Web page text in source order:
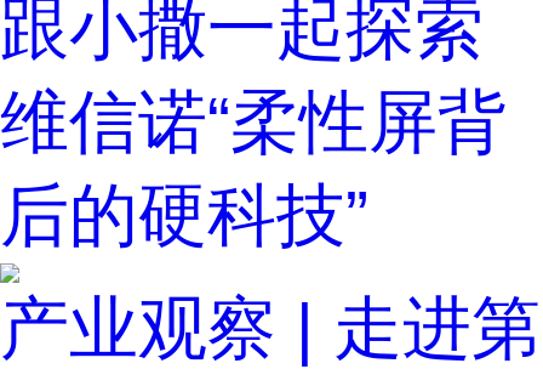
跟小撒一起探索
维信诺“柔性屏背
后的硬科技”
产业观察 | 走进第